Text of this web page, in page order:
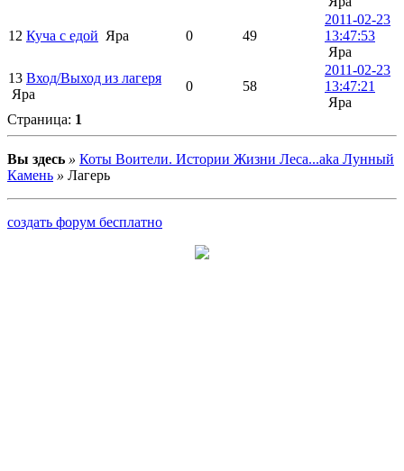
12 Куча с едой Яра 0 49
2011-02-23
13:47:53
Яра
13 Вход/Выход из лагеря
Яра
0 58
2011-02-23
13:47:21
Яра
Страница: 1
Вы здесь » Коты Воители. Истории Жизни Леса...aka Лунный
Камень » Лагерь
создать форум бесплатно